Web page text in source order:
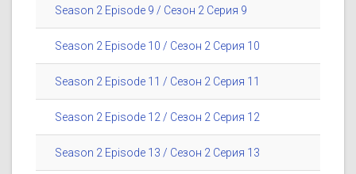
Season 2 Episode 9 / Сезон 2 Серия 9
Season 2 Episode 10 / Сезон 2 Серия 10
Season 2 Episode 11 / Сезон 2 Серия 11
Season 2 Episode 12 / Сезон 2 Серия 12
Season 2 Episode 13 / Сезон 2 Серия 13